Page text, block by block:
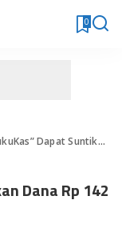
0
Suntikan Dana Rp 142 Miliar
Dana Rp 142